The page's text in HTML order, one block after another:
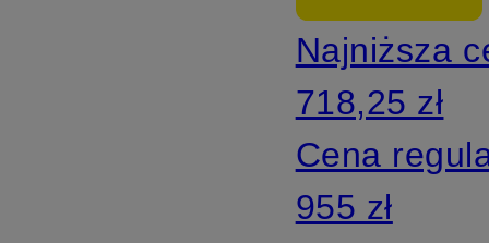
Najniższa
718,25 zł
Cena
955 zł